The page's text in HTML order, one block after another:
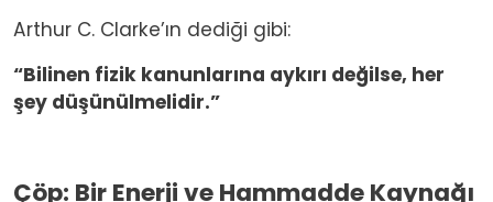
Arthur C. Clarke’ın dediği gibi:
“Bilinen fizik kanunlarına aykırı değilse, her
şey düşünülmelidir.”
Çöp: Bir Enerji ve Hammadde Kaynağı